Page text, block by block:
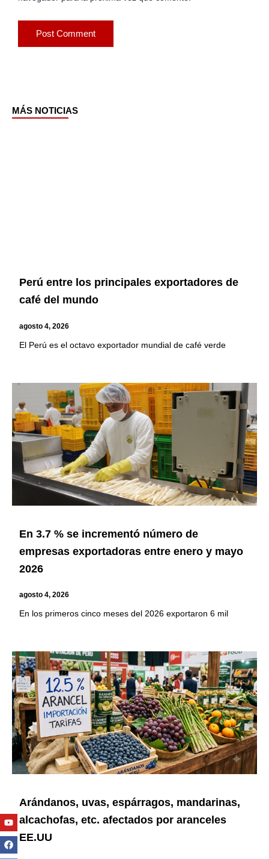
MÁS NOTICIAS
Perú entre los principales exportadores de
café del mundo
agosto 4, 2026
El Perú es el octavo exportador mundial de café verde
En 3.7 % se incrementó número de
empresas exportadoras entre enero y mayo
2026
agosto 4, 2026
En los primeros cinco meses del 2026 exportaron 6 mil
Arándanos, uvas, espárragos, mandarinas,
alcachofas, etc. afectados por aranceles
EE.UU
Youtube
Facebook
Twitter
Linkedin
Instagram